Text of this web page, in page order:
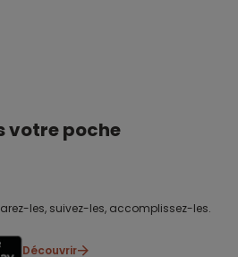
votre poche
les, suivez-les, accomplissez-les.
Découvrir